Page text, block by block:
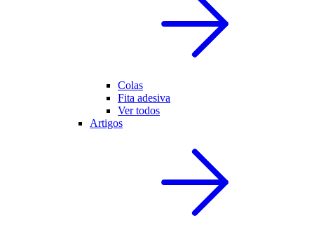
Colas
Fita adesiva
Ver todos
Artigos